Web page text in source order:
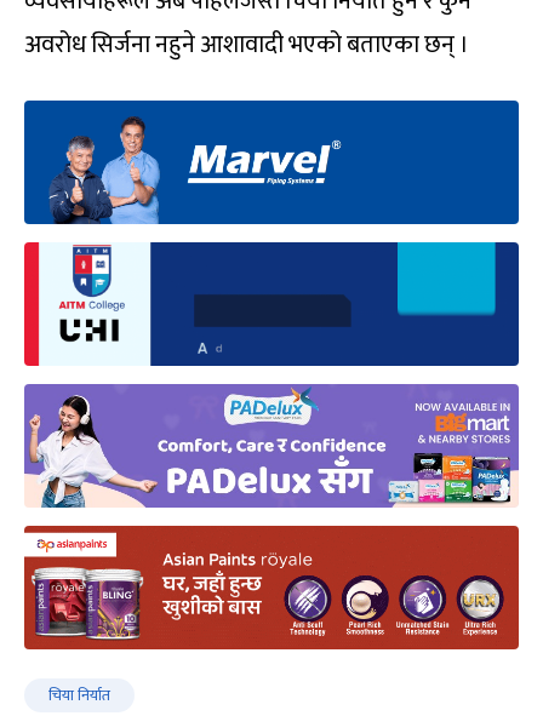
अवरोध सिर्जना नहुने आशावादी भएको बताएका छन् ।
चिया निर्यात